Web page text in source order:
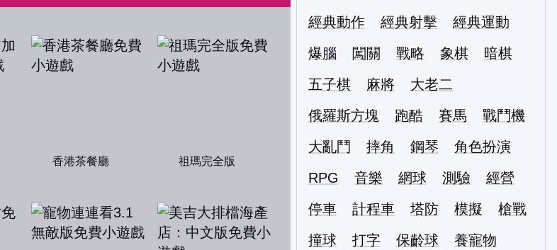
香港茶餐廳 祖瑪完全版
經典動作
經典射擊
經典運動
爆腦
闖關 戰略 象棋
暗棋
五子棋
麻將
大老二
俄羅斯方塊
跑酷 賽馬
戰鬥機
大亂鬥
摔角 鋼琴
角色扮演
RPG
音樂 網球 測驗
經營
停車
計程車 塔防 模擬
槍戰
撞球
打字 保齡球
養寵物